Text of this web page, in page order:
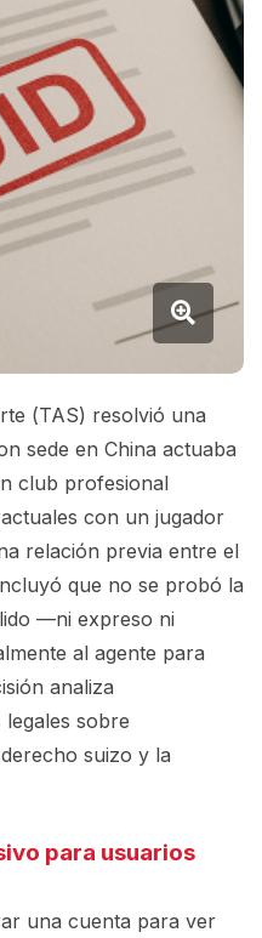
(TAS) resolvió una
sede en China actuaba
club profesional
con un jugador
relación previa entre el
que no se probó la
—ni expreso ni
al agente para
analiza
legales sobre
suizo y la
para usuarios
una cuenta para ver